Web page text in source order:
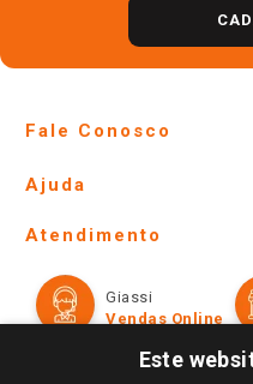
Fale Conosco
Lojas Físicas e Horários
Ofertas
Televendas
Ajuda
Formas de Pagamento
Políticas de entrega
Trocas e Devoluções
Atendimento
Giassi
Vendas Online
Este